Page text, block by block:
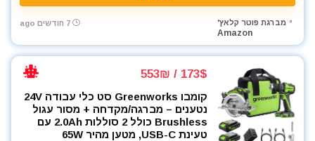
מברגת פוטר קלאץ'
Amazon
7 חודשים ago
173$ / 553₪
קומבו Greenworks סט כלי עבודה 24V
נטענים – מברגה/מקדחה + מסור עגול
Brushless כולל 2 סוללות 2.0Ah עם
טעינת USB-C, מטען מהיר 65W